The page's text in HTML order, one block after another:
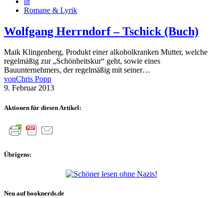
Romane & Lyrik
Wolfgang Herrndorf – Tschick (Buch)
Maik Klingenberg, Produkt einer alkoholkranken Mutter, welche
regelmäßig zur „Schönheitskur“ geht, sowie eines
Bauunternehmers, der regelmäßig mit seiner…
vonChris Popp
9. Februar 2013
Aktionen für diesen Artikel:
Übrigens:
Neu auf booknerds.de